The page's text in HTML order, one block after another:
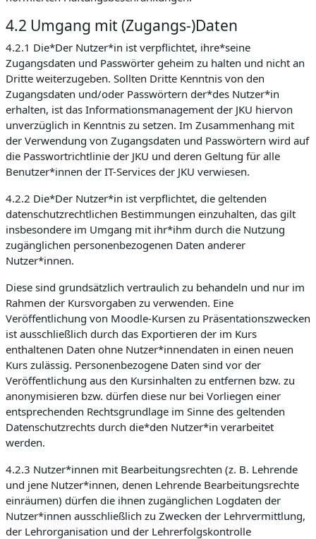
4.2 Umgang mit (Zugangs-)Daten
4.2.1 Die*Der Nutzer*in ist verpflichtet, ihre*seine
Zugangsdaten und Passwörter geheim zu halten und nicht an
Dritte weiterzugeben. Sollten Dritte Kenntnis von den
Zugangsdaten und/oder Passwörtern der*des Nutzer*in
erhalten, ist das Informationsmanagement der JKU hiervon
unverzüglich in Kenntnis zu setzen. Im Zusammenhang mit
der Verwendung von Zugangsdaten und Passwörtern wird auf
die Passwortrichtlinie der JKU und deren Geltung für alle
Benutzer*innen der IT-Services der JKU verwiesen.
4.2.2 Die*Der Nutzer*in ist verpflichtet, die geltenden
datenschutzrechtlichen Bestimmungen einzuhalten, das gilt
insbesondere im Umgang mit ihr*ihm durch die Nutzung
zugänglichen personenbezogenen Daten anderer
Nutzer*innen.
Diese sind grundsätzlich vertraulich zu behandeln und nur im
Rahmen der Kursvorgaben zu verwenden. Eine
Veröffentlichung von Moodle-Kursen zu Präsentationszwecken
ist ausschließlich durch das Exportieren der im Kurs
enthaltenen Daten ohne Nutzer*innendaten in einen neuen
Kurs zulässig. Personenbezogene Daten sind vor der
Veröffentlichung aus den Kursinhalten zu entfernen bzw. zu
anonymisieren bzw. dürfen diese nur bei Vorliegen einer
entsprechenden Rechtsgrundlage im Sinne des geltenden
Datenschutzrechts durch die*den Nutzer*in verarbeitet
werden.
4.2.3 Nutzer*innen mit Bearbeitungsrechten (z. B. Lehrende
und jene Nutzer*innen, denen Lehrende Bearbeitungsrechte
einräumen) dürfen die ihnen zugänglichen Logdaten der
Nutzer*innen ausschließlich zu Zwecken der Lehrvermittlung,
der Lehrorganisation und der Lehrerfolgskontrolle